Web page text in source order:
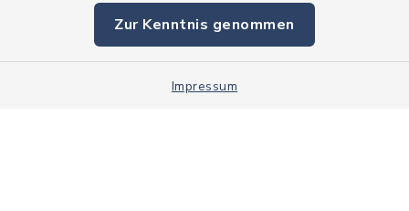
Zur Kenntnis genommen
Impressum
Impressum
Sitemap